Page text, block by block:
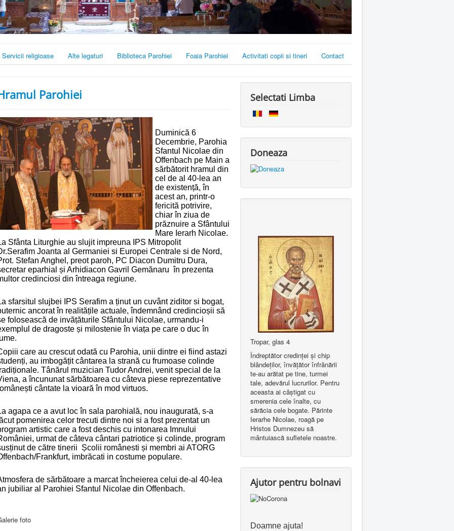
Servicii religioase Alte legaturi Biblioteca Parohiei Foaia Parohiei Activitati copii si tineri Contact
Parohiei
Duminică 6
Decembrie, Parohia
Sfantul Nicolae din
Offenbach pe Main a
sărbătorit hramul din
cel de al 40-lea an
de existență, în
acest an, printr-o
fericită potrivire,
chiar în ziua de
prăznuire a Sfântului
Mare Ierarh Nicolae.
Sfânta Liturghie au slujit impreuna IPS Mitropolit
Joanta al Germaniei si Europei Centrale si de Nord,
Stefan Anghel, preot paroh, PC Diacon Dumitru Dura,
eparhial și Arhidiacon Gavril Gemănaru în prezenta
credinciosi din întreaga regiune.
sfarsitul slujbei IPS Serafim a ținut un cuvânt ziditor si bogat,
ancorat în realitățile actuale, îndemnând credincioșii să
folosească de invățăturile Sfântului Nicolae, urmandu-i
de dragoste și milostenie în viața pe care o duc în
care au crescut odată cu Parohia, unii dintre ei fiind astazi
au imbogățit cântarea la strană cu frumoase colinde
Tânărul muzician Tudor Andrei, venit special de la
a încununat sărbătoarea cu câteva piese reprezentative
cântate la vioară în mod virtuos.
agapa ce a avut loc în sala parohială, nou inaugurată, s-a
pomenirea celor trecuti dintre noi si a fost prezentat un
artistic care a fost deschis cu intonarea Imnului
urmat de câteva cântari patriotice și colinde, program
de către tinerii Școlii românesti și membri ai ATORG
Frankfurt, imbrăcati in costume populare.
de sărbătoare a marcat încheierea celui de-al 40-lea
jubiliar al Parohiei Sfantul Nicolae din Offenbach.
foto
Selectati Limba
Doneaza
Tropar, glas 4
Îndreptător credinţei şi chip
blândeţilor, învăţător înfrânării
te-au arătat pe tine, turmei
tale, adevărul lucrurilor. Pentru
aceasta ai câştigat cu
smerenia cele înalte, cu
sărăcia cele bogate. Părinte
Ierarhe Nicolae, roagă pe
Hristos Dumnezeu să
mântuiască sufletele noastre.
Ajutor pentru bolnavi
Doamne ajuta!